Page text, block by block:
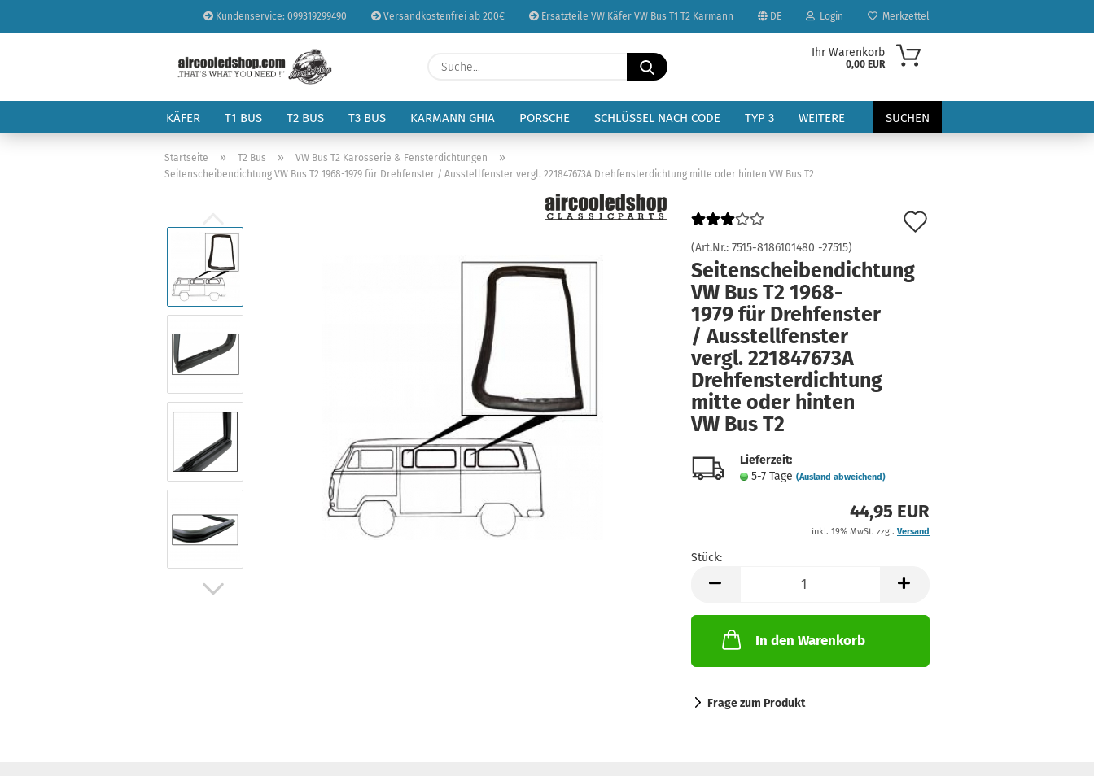
Kundenservice: 099319299490 Versandkostenfrei ab 200€ Ersatzteile VW Käfer VW Bus T1 T2 Karmann DE
Sprache auswählen
Lieferland
Login
Konto erstellen
Passwort vergessen?
Merkzettel
Suche...
Ihr Warenkorb
0,00 EUR
KÄFER T1 BUS T2 BUS T3 BUS KARMANN GHIA PORSCHE SCHLÜSSEL NACH CODE TYP 3 SUCHEN
WEITERE
Startseite » T2 Bus » VW Bus T2 Karosserie & Fensterdichtungen »
Seitenscheibendichtung VW Bus T2 1968-1979 für Drehfenster / Ausstellfenster vergl. 221847673A Drehfensterdichtung mitte oder hinten VW Bus T2
(Art.Nr.: 7515-8186101480 -27515)
Seitenscheibendichtung
VW Bus T2 1968-
1979 für Drehfenster
/ Ausstellfenster
vergl. 221847673A
Drehfensterdichtung
mitte oder hinten
VW Bus T2
Lieferzeit:
5-7 Tage (Ausland abweichend)
44,95 EUR
inkl. 19% MwSt. zzgl. Versand
Stück:
Stück
In den Warenkorb
Frage zum Produkt